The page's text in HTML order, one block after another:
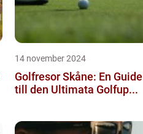
14 november 2024
Golfresor Skåne: En Guide
till den Ultimata Golfup...